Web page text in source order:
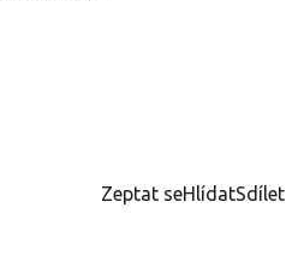
Zeptat seHlídatSdílet